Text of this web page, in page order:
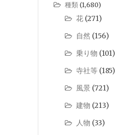
種類(1,680)
花 (271)
自然 (156)
乗り物 (101)
寺社等 (185)
風景 (721)
建物 (213)
人物 (33)